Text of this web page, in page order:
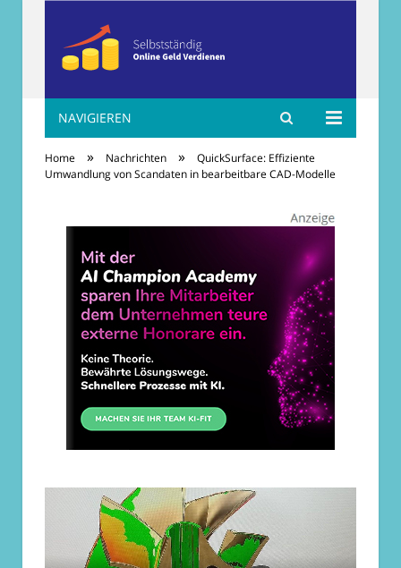
Selbständig online
Geld verdienen
NAVIGIEREN
Home » Nachrichten »
QuickSurface: Effiziente
Umwandlung von Scandaten in bearbeitbare CAD-Modelle